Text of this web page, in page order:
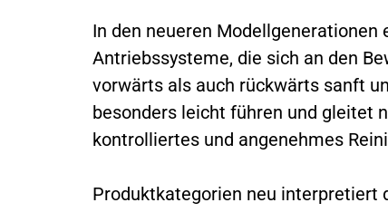
In den neueren
Antriebssysteme, die sich an den
vorwärts als auch rückwärts sanft
besonders leicht führen und gleitet
kontrolliertes und angenehmes
Produktkategorien neu interpretiert